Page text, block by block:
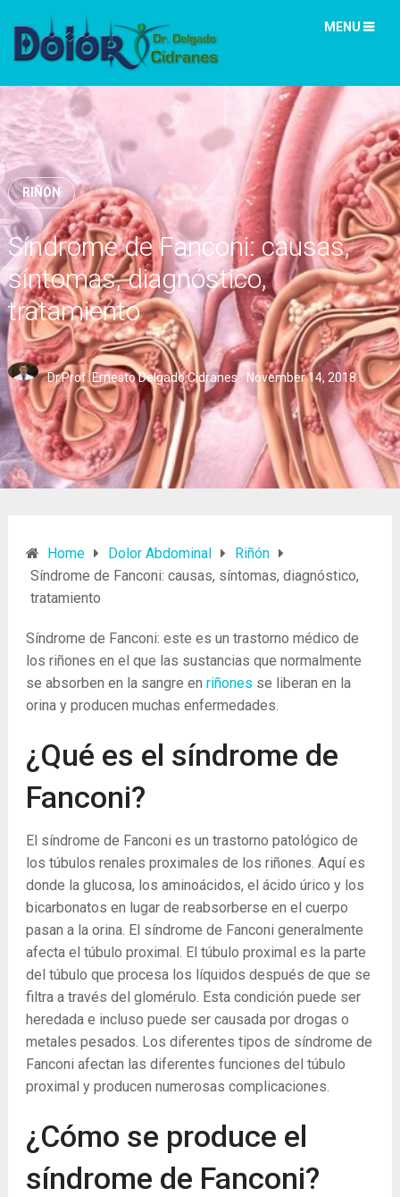
MENU
RIÑÓN
Síndrome de Fanconi: causas,
síntomas, diagnóstico,
tratamiento
Dr.Prof. Ernesto Delgado Cidranes November 14, 2018
Home Dolor Abdominal
Riñón
Síndrome de Fanconi: causas, síntomas, diagnóstico,
tratamiento
Síndrome de Fanconi: este es un trastorno médico de
los riñones en el que las sustancias que normalmente
se absorben en la sangre en riñones se liberan en la
orina y producen muchas enfermedades.
¿Qué es el síndrome de
Fanconi?
El síndrome de Fanconi es un trastorno patológico de
los túbulos renales proximales de los riñones. Aquí es
donde la glucosa, los aminoácidos, el ácido úrico y los
bicarbonatos en lugar de reabsorberse en el cuerpo
pasan a la orina. El síndrome de Fanconi generalmente
afecta el túbulo proximal. El túbulo proximal es la parte
del túbulo que procesa los líquidos después de que se
filtra a través del glomérulo. Esta condición puede ser
heredada e incluso puede ser causada por drogas o
metales pesados. Los diferentes tipos de síndrome de
Fanconi afectan las diferentes funciones del túbulo
proximal y producen numerosas complicaciones.
¿Cómo se produce el
síndrome de Fanconi?